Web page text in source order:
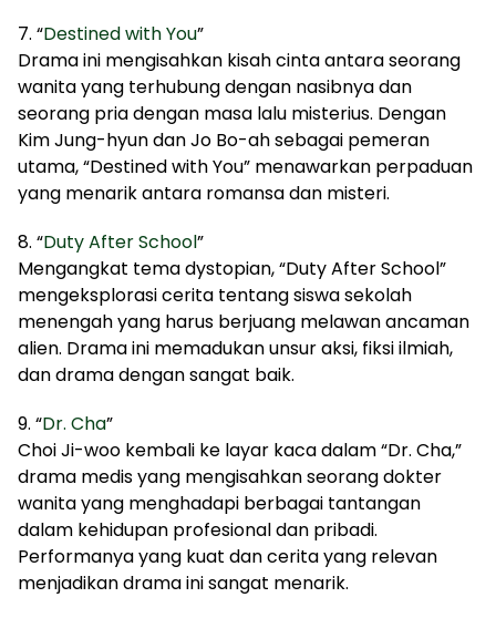
7. “Destined with You”
Drama ini mengisahkan kisah cinta antara seorang
wanita yang terhubung dengan nasibnya dan
seorang pria dengan masa lalu misterius. Dengan
Kim Jung-hyun dan Jo Bo-ah sebagai pemeran
utama, “Destined with You” menawarkan perpaduan
yang menarik antara romansa dan misteri.
8. “Duty After School”
Mengangkat tema dystopian, “Duty After School”
mengeksplorasi cerita tentang siswa sekolah
menengah yang harus berjuang melawan ancaman
alien. Drama ini memadukan unsur aksi, fiksi ilmiah,
dan drama dengan sangat baik.
9. “Dr. Cha”
Choi Ji-woo kembali ke layar kaca dalam “Dr. Cha,”
drama medis yang mengisahkan seorang dokter
wanita yang menghadapi berbagai tantangan
dalam kehidupan profesional dan pribadi.
Performanya yang kuat dan cerita yang relevan
menjadikan drama ini sangat menarik.